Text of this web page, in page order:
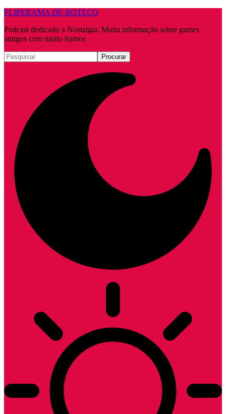
FLIPERAMA DE BOTECO
Podcast dedicado a Nostalgia. Muita informação sobre games
antigos com muito humor.